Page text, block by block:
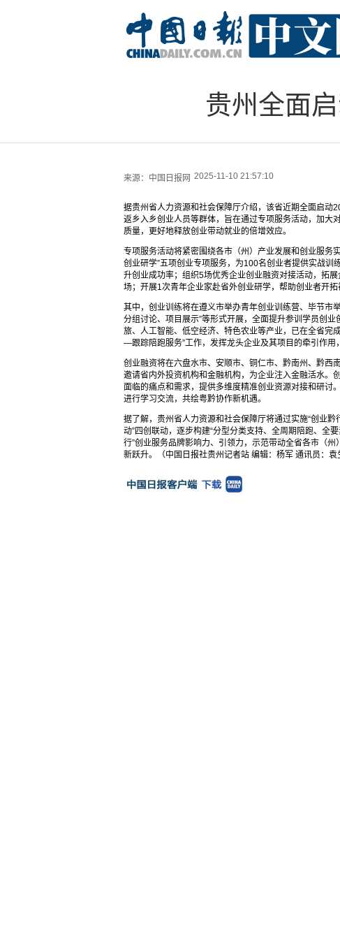
贵州全面
来源： 中国日报网 2025-11-10 21:57:10
据贵州省人力资源和社会保障厅介绍，该省近期全面启动
返乡入乡创业人员等群体，旨在通过专项服务活动，加大
质量，更好地释放创业带动就业的倍增效应。
专项服务活动将紧密围绕各市（州）产业发展和创业服务
创业研学”五项创业专项服务，为100名创业者提供实战训
升创业成功率；组织5场优秀企业创业融资对接活动，拓
场；开展1次青年企业家赴省外创业研学，帮助创业者开拓
其中，创业训练将在遵义市举办青年创业训练营、毕节市
分组讨论、项目展示”等形式开展，全面提升参训学员创
旅、人工智能、低空经济、特色农业等产业，已在全省
—跟踪陪跑服务”工作，发挥龙头企业及其项目的牵引作用
创业融资将在六盘水市、安顺市、铜仁市、黔南州、黔西
邀请省内外投资机构和金融机构，为企业注入金融活水。
面临的痛点和需求，提供多维度精准创业资源对接和研讨
进行学习交流，共绘粤黔协作新机遇。
据了解，贵州省人力资源和社会保障厅将通过实施“创业
动”四创联动，逐步构建“分型分类支持、全周期陪跑、全
行”创业服务品牌影响力、引领力，示范带动全省各市（
新跃升。（中国日报社贵州记者站 编辑：杨军 通讯员：袁